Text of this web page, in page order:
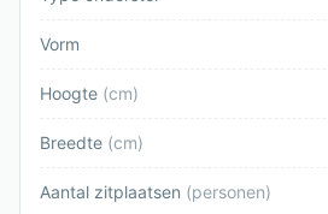
Vorm
Hoogte (cm)
Breedte (cm)
Aantal zitplaatsen (personen)